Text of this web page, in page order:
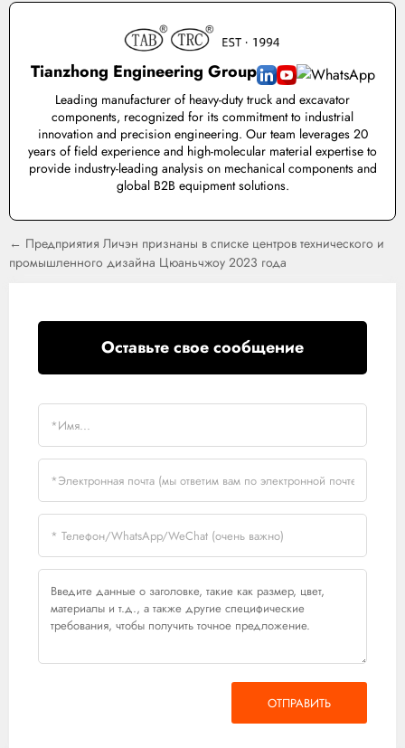
Tianzhong Engineering Group
Leading manufacturer of heavy-duty truck and excavator
components, recognized for its commitment to industrial
innovation and precision engineering. Our team leverages 20
years of field experience and high-molecular material expertise to
provide industry-leading analysis on mechanical components and
global B2B equipment solutions.
← Предприятия Личэн признаны в списке центров технического и
промышленного дизайна Цюаньчжоу 2023 года
Оставьте свое сообщение
ОТПРАВИТЬ